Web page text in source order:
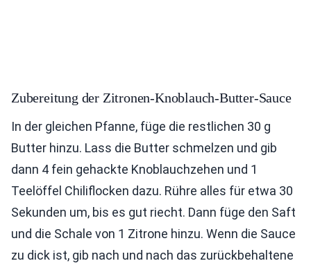
Zubereitung der Zitronen-Knoblauch-Butter-Sauce
In der gleichen Pfanne, füge die restlichen 30 g
Butter hinzu. Lass die Butter schmelzen und gib
dann 4 fein gehackte Knoblauchzehen und 1
Teelöffel Chiliflocken dazu. Rühre alles für etwa 30
Sekunden um, bis es gut riecht. Dann füge den Saft
und die Schale von 1 Zitrone hinzu. Wenn die Sauce
zu dick ist, gib nach und nach das zurückbehaltene